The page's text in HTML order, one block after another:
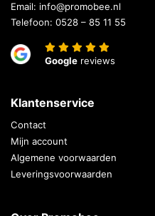
Email: info@promobee.nl
Telefoon: 0528 – 85 11 55
Google reviews
Klantenservice
Contact
Mijn account
Algemene voorwaarden
Leveringsvoorwaarden